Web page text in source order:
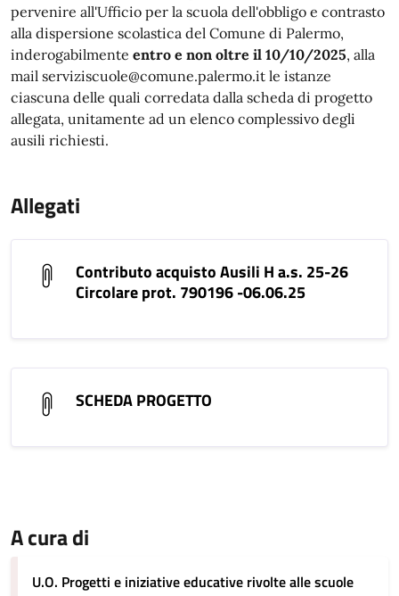
pervenire all'Ufficio per la scuola dell'obbligo e contrasto
alla dispersione scolastica del Comune di Palermo,
inderogabilmente entro e non oltre il 10/10/2025, alla
mail serviziscuole@comune.palermo.it le istanze
ciascuna delle quali corredata dalla scheda di progetto
allegata, unitamente ad un elenco complessivo degli
ausili richiesti.
Allegati
Contributo acquisto Ausili H a.s. 25-26
Circolare prot. 790196 -06.06.25
SCHEDA PROGETTO
A cura di
U.O. Progetti e iniziative educative rivolte alle scuole